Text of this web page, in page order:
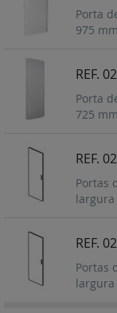
Porta
975
REF.
Porta
725
REF.
Portas
largura
REF.
Portas
largura